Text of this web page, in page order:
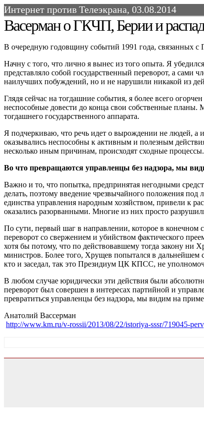
Интернет против Телеэкрана, 03.08.2014
Васерман о ГКЧП, Берии и
В очередную годовщину событий 1991 года, связанных
Начну с того, что лично я вынес из того опыта. Я
представляло собой государственный переворот, а
наилучших побуждений, но и не нарушили никакой из
Глядя сейчас на тогдашние события, я более всего
неспособные довести до конца свои собственные
тогдашнего государственного аппарата.
Я подчеркиваю, что речь идет о вырождении не людей, а
оказывались неспособны к активным и полезным
несколько иным причинам, происходят сходные процессы.
Во что превращаются управленцы без надзора, мы
Важно и то, что попытка, предпринятая негодными
делать, поэтому введение чрезвычайного положения
единства управления народным хозяйством, привели к
оказались разорванными. Многие из них просто
По сути, первый шаг в направлении, которое в конечном
переворот со свержением и убийством фактического
хотя бы потому, что по действовавшему тогда закону ни
министров. Более того, Хрущев попытался в дальнейшем
кто и заседал, так это Президиум ЦК КПСС, не
В любом случае юридически эти действия были
переворот был совершен в интересах партийной и
превратиться управленцы без надзора, мы видим на
Анатолий Вассерман
http://www.km.ru/v-rossii/2013/08/22/istoriya-sssr/719045-